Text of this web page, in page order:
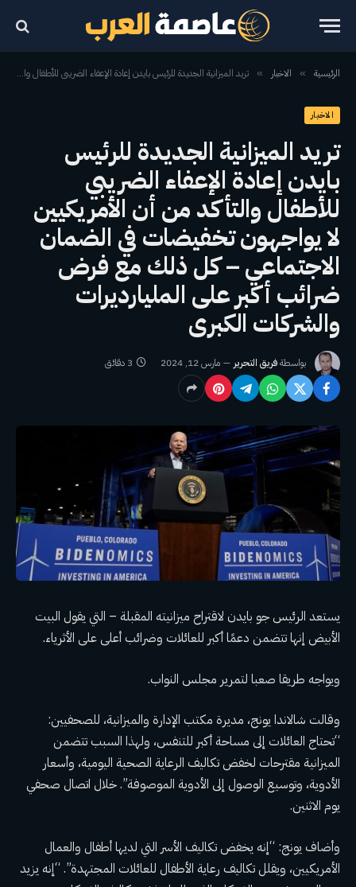
الرئيسية » الاخبار » تريد الميزانية الجديدة للرئيس بايدن إعادة الإعفاء الضريبي للأطفال والتأكد من أن الأمريكيين لا يواجهون تخفيضات في الضمان الاجتماعي – كل ذلك مع فرض ضرائب أكبر على المليارديرات والشركات الكبرى
الاخبار
تريد الميزانية الجديدة للرئيس
بايدن إعادة الإعفاء الضريبي
للأطفال والتأكد من أن الأمريكيين
لا يواجهون تخفيضات في الضمان
الاجتماعي – كل ذلك مع فرض
ضرائب أكبر على المليارديرات
والشركات الكبرى
بواسطةفريق التحرير مارس 12, 2024 3 دقائق
يستعد الرئيس جو بايدن لاقتراح ميزانيته المقبلة – التي يقول البيت
الأبيض إنها تتضمن دعمًا أكبر للعائلات وضرائب أعلى على الأثرياء.
ويواجه طريقا صعبا لتمرير مجلس النواب.
وقالت شالاندا يونج، مديرة مكتب الإدارة والميزانية، للصحفيين:
“تحتاج العائلات إلى مساحة أكبر للتنفس، ولهذا السبب تتضمن
الميزانية مقترحات لخفض تكاليف الرعاية الصحية اليومية، وأسعار
الأدوية، وتوسيع الوصول إلى الأدوية الموصوفة”. خلال اتصال صحفي
يوم الاثنين.
وأضاف يونج: “إنه يخفض تكاليف الأسر التي لديها أطفال والعمال
الأمريكيين، ويقلل تكاليف رعاية الأطفال للعائلات المجتهدة”. “إنه يزيد